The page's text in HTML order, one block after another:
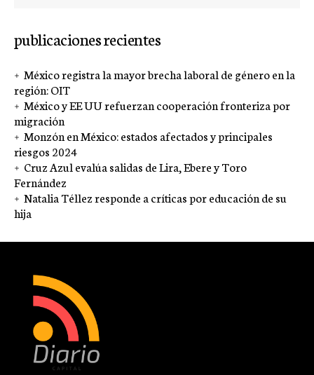
publicaciones recientes
México registra la mayor brecha laboral de género en la
región: OIT
México y EE UU refuerzan cooperación fronteriza por
migración
Monzón en México: estados afectados y principales
riesgos 2024
Cruz Azul evalúa salidas de Lira, Ebere y Toro
Fernández
Natalia Téllez responde a críticas por educación de su
hija